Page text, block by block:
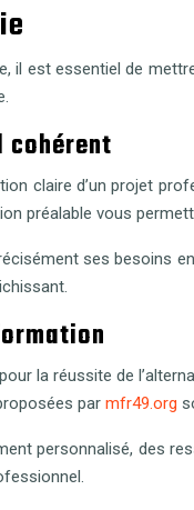
il est essentiel de
cohérent
claire d’un projet
préalable vous
ses besoins
la réussite de
par mfr49.org
personnalisé, des